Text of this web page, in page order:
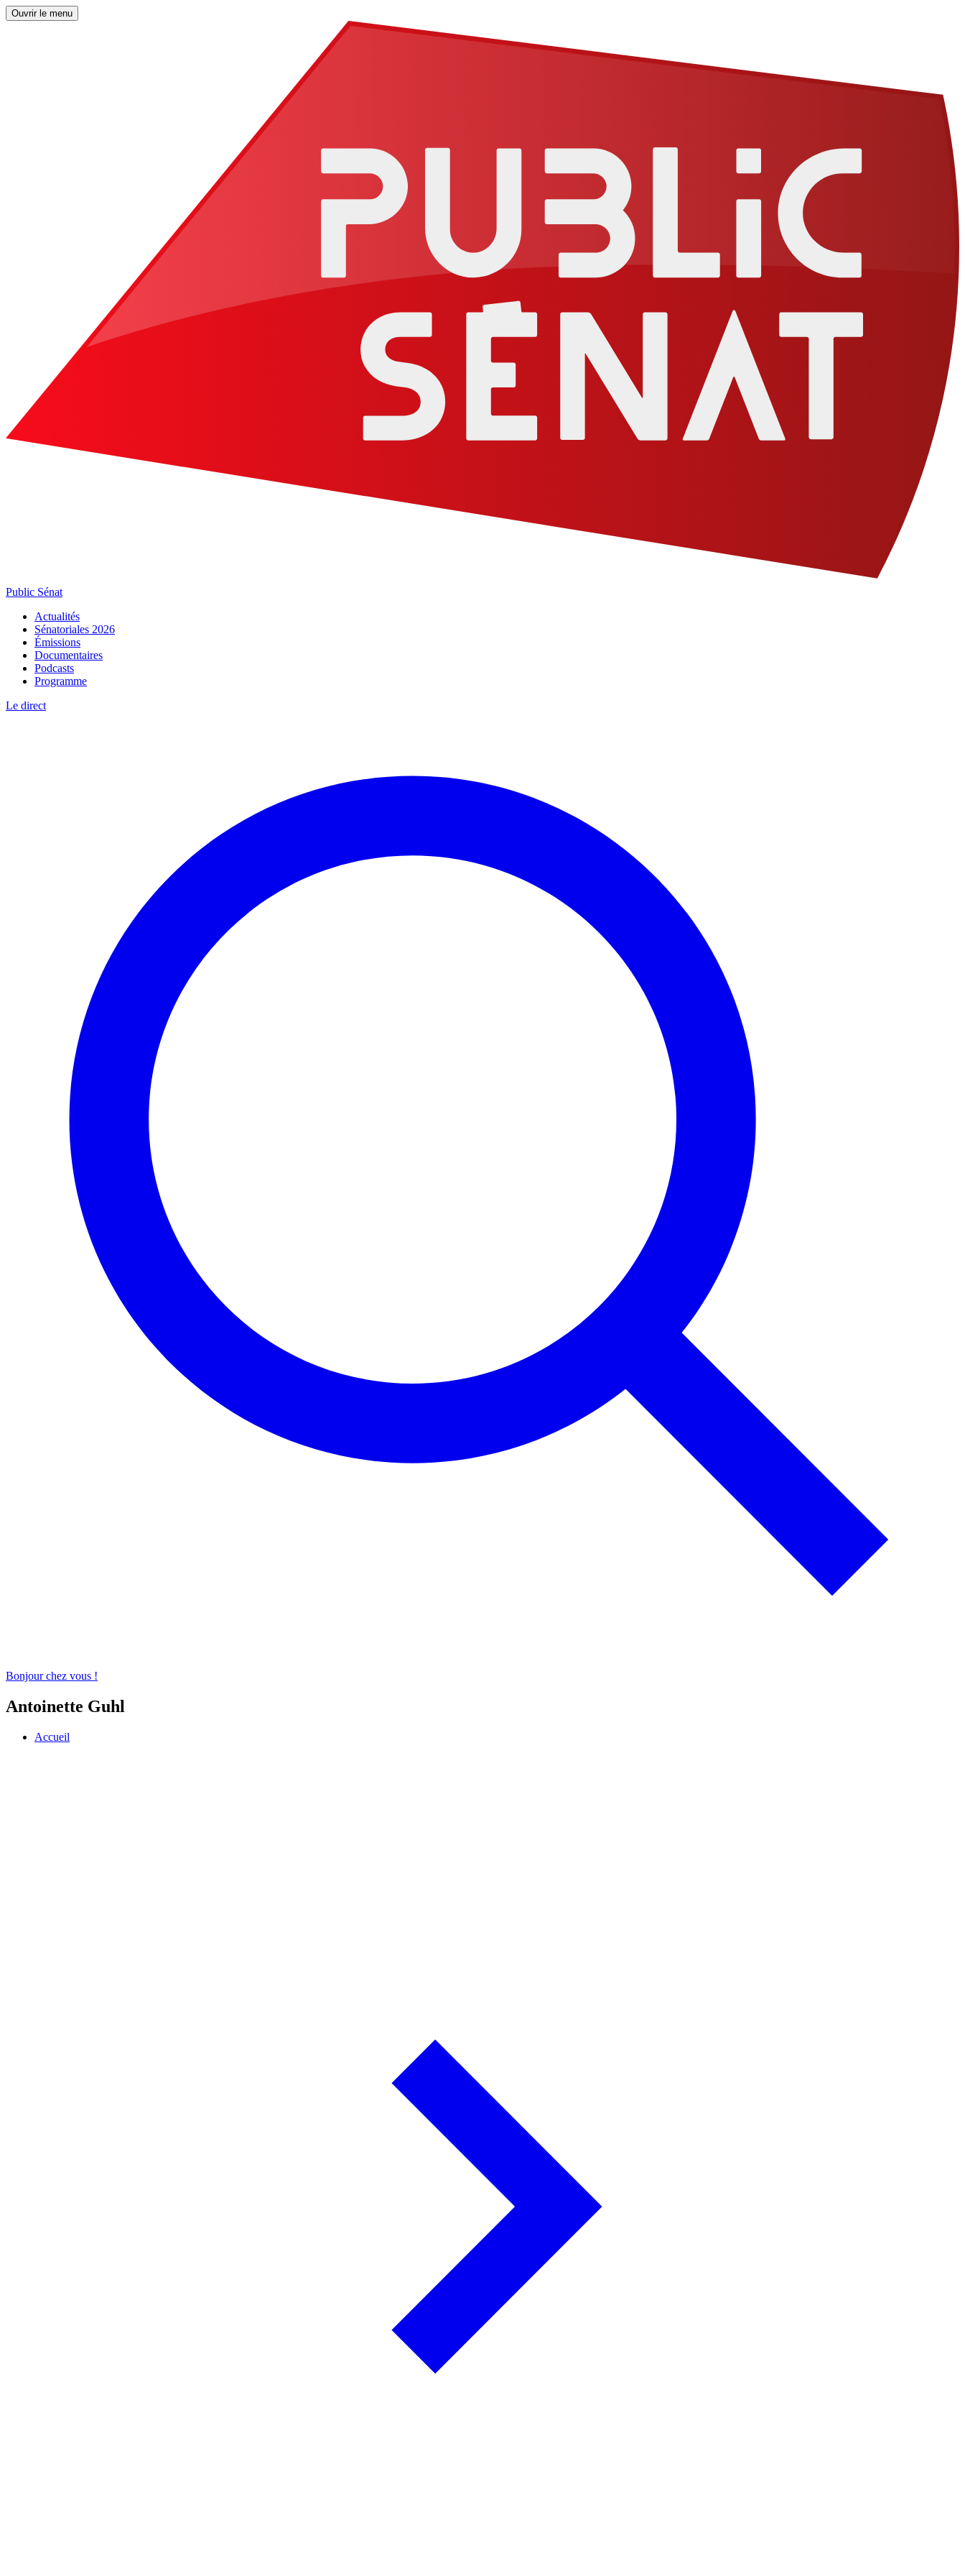
Ouvrir le menu
Public Sénat
Actualités
Sénatoriales 2026
Émissions
Documentaires
Podcasts
Programme
Le direct
Bonjour chez vous !
Antoinette Guhl
Accueil